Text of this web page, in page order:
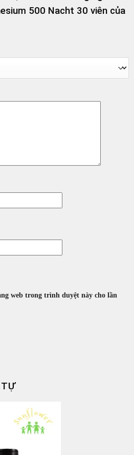
500 Nacht 30 viên của
web trong trình duyệt này cho lần
TỰ